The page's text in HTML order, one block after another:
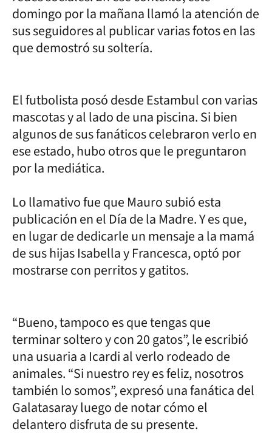
domingo por la mañana llamó la atención de
sus seguidores al publicar varias fotos en las
que demostró su soltería.
El futbolista posó desde Estambul con varias
mascotas y al lado de una piscina. Si bien
algunos de sus fanáticos celebraron verlo en
ese estado, hubo otros que le preguntaron
por la mediática.
Lo llamativo fue que Mauro subió esta
publicación en el Día de la Madre. Y es que,
en lugar de dedicarle un mensaje a la mamá
de sus hijas Isabella y Francesca, optó por
mostrarse con perritos y gatitos.
“Bueno, tampoco es que tengas que
terminar soltero y con 20 gatos”, le escribió
una usuaria a Icardi al verlo rodeado de
animales. “Si nuestro rey es feliz, nosotros
también lo somos”, expresó una fanática del
Galatasaray luego de notar cómo el
delantero disfruta de su presente.